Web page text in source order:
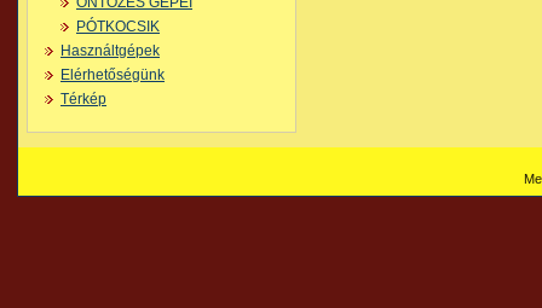
PÓTKOCSIK
Használtgépek
Elérhetőségünk
Térkép